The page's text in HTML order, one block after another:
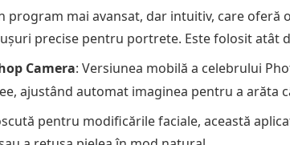
program mai avansat, dar intuitiv, care oferă
precise pentru portrete. Este folosit
Camera: Versiunea mobilă a celebrului
ajustând automat imaginea pentru a arăta
pentru modificările faciale, această